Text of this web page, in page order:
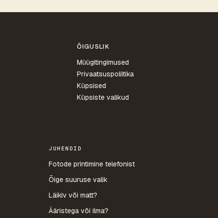
ÕIGUSLIK
Müügitingimused
Privaatsuspoliitika
Küpsised
Küpsiste valikud
JUHENDID
Fotode printimine telefonist
Õige suuruse valik
Läikiv või matt?
Ääristega või ilma?